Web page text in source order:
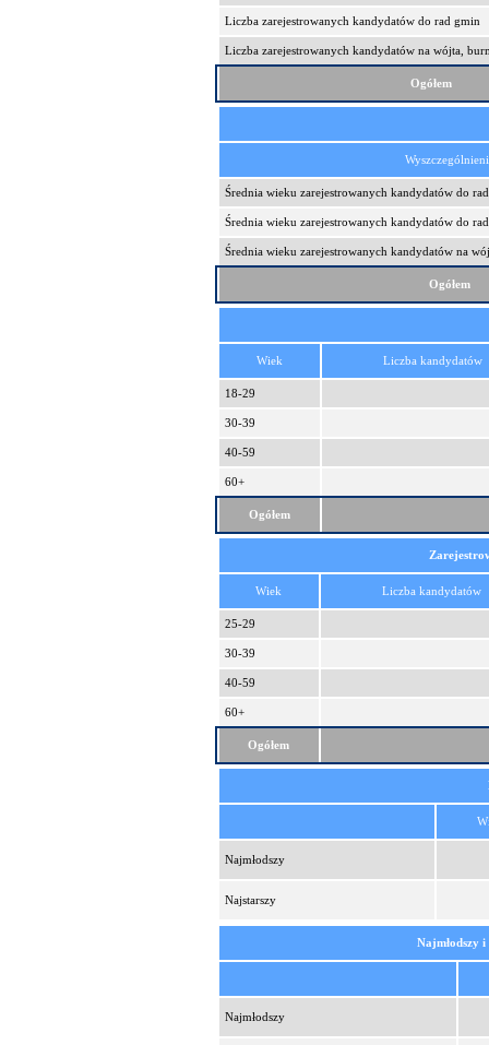
Liczba zarejestrowanych kandydatów do rad gmin
Liczba zarejestrowanych kandydatów na wójta,
Ogółem
Średnia wieku zarejestrowanych kandydatów do
Średnia wieku zarejestrowanych kandydatów do
Średnia wieku zarejestrowanych kandydatów na
Ogółem
Wiek Liczba kandydatów
18-29
30-39
40-59
60+
Ogółem
Wiek Liczba kandydatów
25-29
30-39
40-59
60+
Ogółem
Najmłodszy
Najstarszy
Najmłodszy
Najmłodszy